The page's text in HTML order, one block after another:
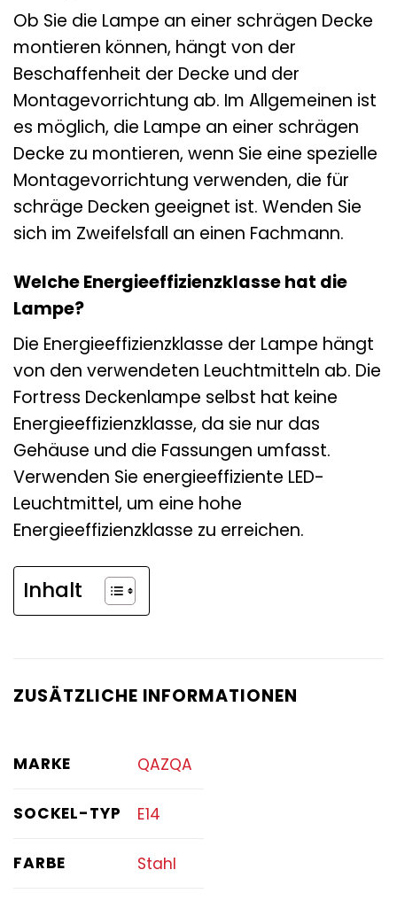
Ob Sie die Lampe an einer schrägen Decke
montieren können, hängt von der
Beschaffenheit der Decke und der
Montagevorrichtung ab. Im Allgemeinen ist
es möglich, die Lampe an einer schrägen
Decke zu montieren, wenn Sie eine spezielle
Montagevorrichtung verwenden, die für
schräge Decken geeignet ist. Wenden Sie
sich im Zweifelsfall an einen Fachmann.
Welche Energieeffizienzklasse hat die
Lampe?
Die Energieeffizienzklasse der Lampe hängt
von den verwendeten Leuchtmitteln ab. Die
Fortress Deckenlampe selbst hat keine
Energieeffizienzklasse, da sie nur das
Gehäuse und die Fassungen umfasst.
Verwenden Sie energieeffiziente LED-
Leuchtmittel, um eine hohe
Energieeffizienzklasse zu erreichen.
Inhalt
ZUSÄTZLICHE INFORMATIONEN
MARKE QAZQA
SOCKEL-TYP E14
FARBE Stahl